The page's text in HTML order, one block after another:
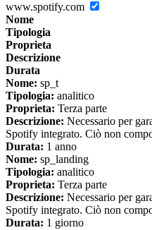
www.spotify.com
Nome
Tipologia
Proprieta
Descrizione
Durata
Nome: sp_t
Tipologia: analitico
Proprieta: Terza parte
Descrizione: Necessario per
Spotify integrato. Ciò non
Durata: 1 anno
Nome: sp_landing
Tipologia: analitico
Proprieta: Terza parte
Descrizione: Necessario per
Spotify integrato. Ciò non
Durata: 1 giorno